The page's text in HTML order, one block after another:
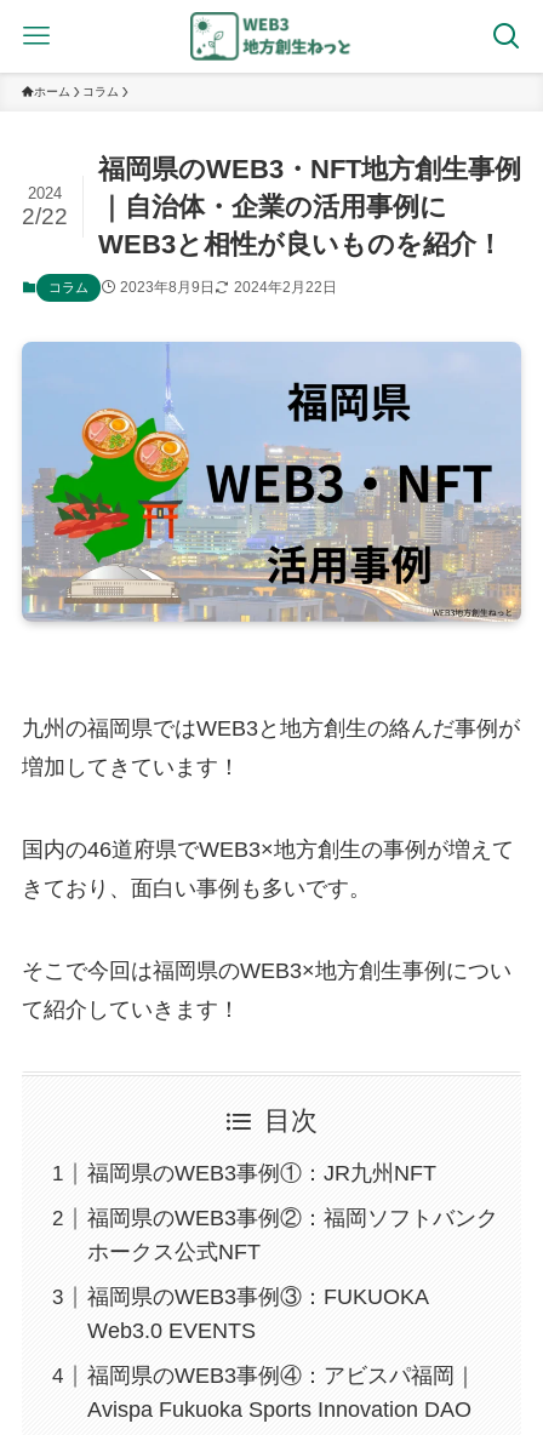
ホーム コラム
福岡県のWEB3・NFT地方創生事例
｜自治体・企業の活用事例に
WEB3と相性が良いものを紹介！
2024
2/22
コラム 2023年8月9日 2024年2月22日
九州の福岡県ではWEB3と地方創生の絡んだ事例が
増加してきています！
国内の46道府県でWEB3×地方創生の事例が増えて
きており、面白い事例も多いです。
そこで今回は福岡県のWEB3×地方創生事例につい
て紹介していきます！
目次
福岡県のWEB3事例①：JR九州NFT
福岡県のWEB3事例②：福岡ソフトバンク
ホークス公式NFT
福岡県のWEB3事例③：FUKUOKA
Web3.0 EVENTS
福岡県のWEB3事例④：アビスパ福岡｜
Avispa Fukuoka Sports Innovation DAO